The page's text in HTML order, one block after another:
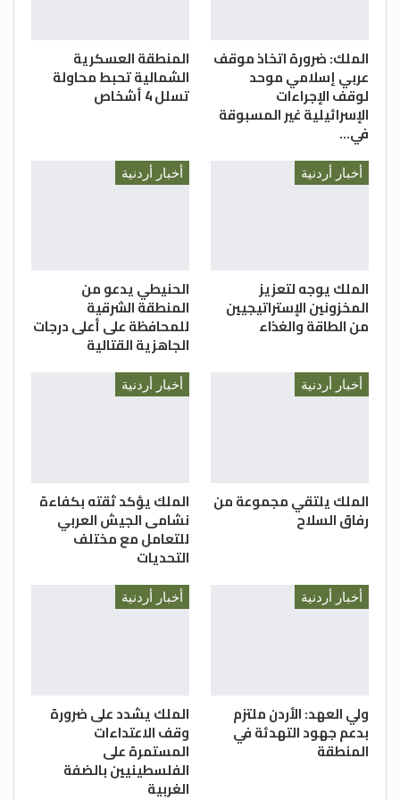
الملك: ضرورة اتخاذ موقف
عربي إسلامي موحد
لوقف الإجراءات
الإسرائيلية غير المسبوقة
في…
المنطقة العسكرية
الشمالية تحبط محاولة
تسلل 4 أشخاص
أخبار أردنية
الملك يوجه لتعزيز
المخزونين الإستراتيجيين
من الطاقة والغذاء
أخبار أردنية
الحنيطي يدعو من
المنطقة الشرقية
للمحافظة على أعلى درجات
الجاهزية القتالية
أخبار أردنية
الملك يلتقي مجموعة من
رفاق السلاح
أخبار أردنية
الملك يؤكد ثقته بكفاءة
نشامى الجيش العربي
للتعامل مع مختلف
التحديات
أخبار أردنية
ولي العهد: الأردن ملتزم
بدعم جهود التهدئة في
المنطقة
أخبار أردنية
الملك يشدد على ضرورة
وقف الاعتداءات
المستمرة على
الفلسطينيين بالضفة
الغربية